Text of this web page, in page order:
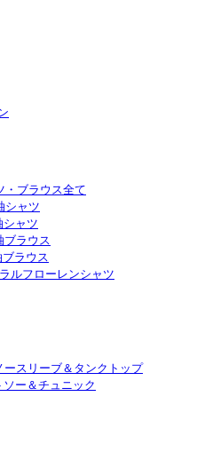
・ブラウス全て
シャツ
シャツ
ブラウス
ブラウス
ラルフローレンシャツ
ースリーブ＆タンクトップ
ソー＆チュニック